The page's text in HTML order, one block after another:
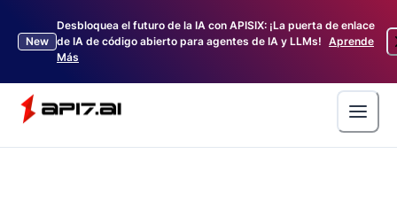
New
Desbloquea el futuro de la IA con APISIX: ¡La puerta de enlace
de IA de código abierto para agentes de IA y LLMs! Aprende
Más